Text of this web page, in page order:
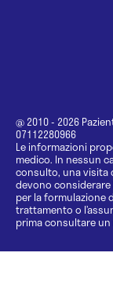
@ 2010 - 2026
07112280966
Le informazioni
medico. In nessun
consulto, una visita
devono
per la formulazione
trattamento o
prima consultare